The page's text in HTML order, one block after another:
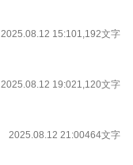
2025.08.12 15:101,192文字
2025.08.12 19:021,120文字
2025.08.12 21:00464文字